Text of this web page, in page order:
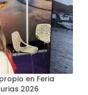
en Feria
2026